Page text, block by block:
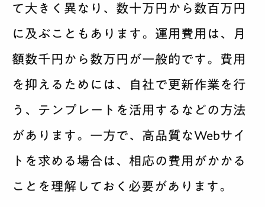
て大きく異なり、数十万円から数百万円
に及ぶこともあります。運用費用は、月
額数千円から数万円が一般的です。費用
を抑えるためには、自社で更新作業を行
う、テンプレートを活用するなどの方法
があります。一方で、高品質なWebサイ
トを求める場合は、相応の費用がかかる
ことを理解しておく必要があります。